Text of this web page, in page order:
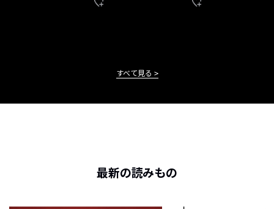
すべて見る
最新の読みもの